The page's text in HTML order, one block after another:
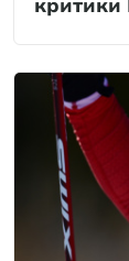
критики